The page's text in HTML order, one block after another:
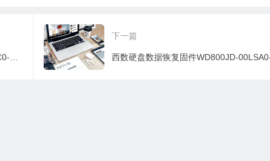
0040008U
M9HS08897-000600B
W
下一篇